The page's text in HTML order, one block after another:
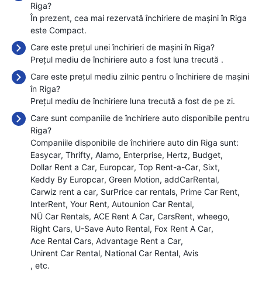
Riga?
În prezent, cea mai rezervată închiriere de mașini în Riga
este Compact.
Care este prețul unei închirieri de mașini în Riga?
Prețul mediu de închiriere auto a fost luna trecută .
Care este prețul mediu zilnic pentru o închiriere de mașini
în Riga?
Prețul mediu de închiriere luna trecută a fost de pe zi.
Care sunt companiile de închiriere auto disponibile pentru
Riga?
Companiile disponibile de închiriere auto din Riga sunt:
Easycar Thrifty Alamo Enterprise Hertz Budget
Dollar Rent a Car Europcar Top Rent-a-Car Sixt
Keddy By Europcar Green Motion addCarRental
Carwiz rent a car SurPrice car rentals Prime Car Rent
InterRent Your Rent Autounion Car Rental
NÜ Car Rentals ACE Rent A Car CarsRent wheego
Right Cars U-Save Auto Rental Fox Rent A Car
Ace Rental Cars Advantage Rent a Car
Unirent Car Rental National Car Rental Avis
, etc.